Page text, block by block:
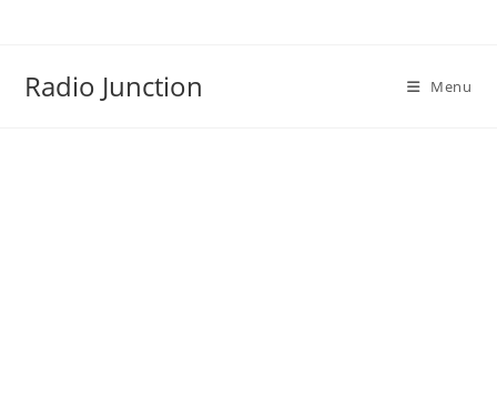
Radio Junction Menu